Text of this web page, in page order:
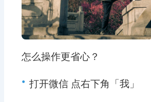
怎么操作更省心？
• 打开微信 点右下角「我」